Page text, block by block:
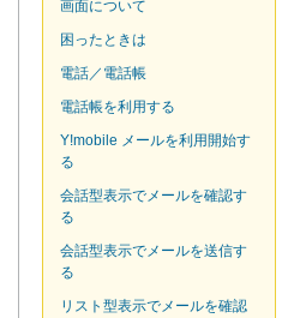
画面について
困ったときは
電話／電話帳
電話帳を利用する
Y!mobile メールを利用開始す
る
会話型表示でメールを確認す
る
会話型表示でメールを送信す
る
リスト型表示でメールを確認